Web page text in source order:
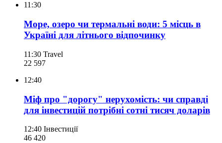
11:30
Море, озеро чи термальні води: 5 місць в
Україні для літнього відпочинку
11:30 Travel
22 597
12:40
Міф про "дорогу" нерухомість: чи справді
для інвестицій потрібні сотні тисяч доларів
12:40 Інвестиції
46 420